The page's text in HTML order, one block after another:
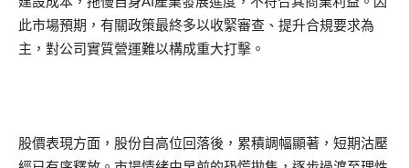
此市場預期，有關政策最終多以收緊審查、提升合規要求為
主，對公司實質營運難以構成重大打擊。
股價表現方面，股份自高位回落後，累積調幅顯著，短期沽壓